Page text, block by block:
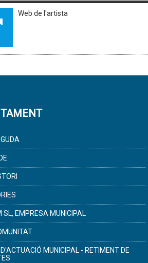
Web de l'artista
SL, EMPRESA MUNICIPAL
MUNICIPAL - RETIMENT DE